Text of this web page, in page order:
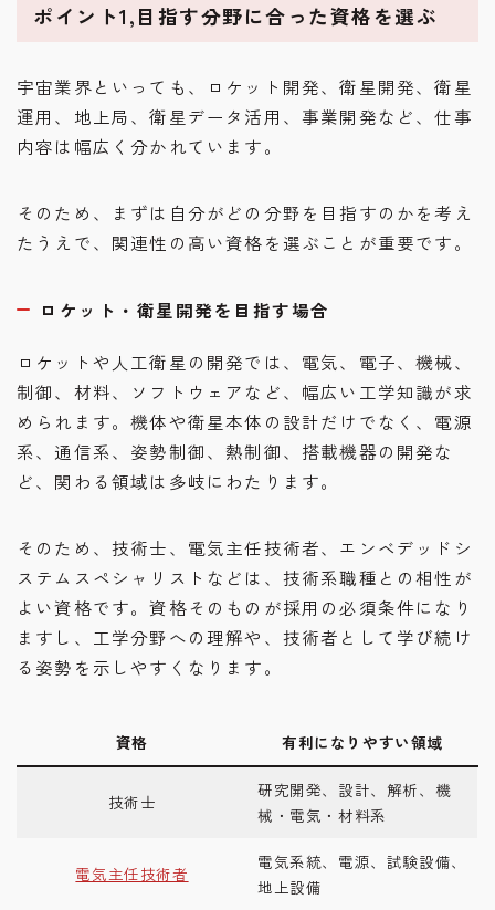
ポイント1,目指す分野に合った資格を選ぶ
宇宙業界といっても、ロケット開発、衛星開発、衛星
運用、地上局、衛星データ活用、事業開発など、仕事
内容は幅広く分かれています。
そのため、まずは自分がどの分野を目指すのかを考え
たうえで、関連性の高い資格を選ぶことが重要です。
ロケット・衛星開発を目指す場合
ロケットや人工衛星の開発では、電気、電子、機械、
制御、材料、ソフトウェアなど、幅広い工学知識が求
められます。機体や衛星本体の設計だけでなく、電源
系、通信系、姿勢制御、熱制御、搭載機器の開発な
ど、関わる領域は多岐にわたります。
そのため、技術士、電気主任技術者、エンベデッドシ
ステムスペシャリストなどは、技術系職種との相性が
よい資格です。資格そのものが採用の必須条件になり
ますし、工学分野への理解や、技術者として学び続け
る姿勢を示しやすくなります。
資格 有利になりやすい領域
技術士
研究開発、設計、解析、機
械・電気・材料系
電気主任技術者
電気系統、電源、試験設備、
地上設備